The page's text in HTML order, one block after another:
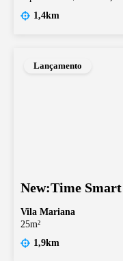
1,4km
Lançamento
New:Time Smart
Vila Mariana
25m²
1,9km